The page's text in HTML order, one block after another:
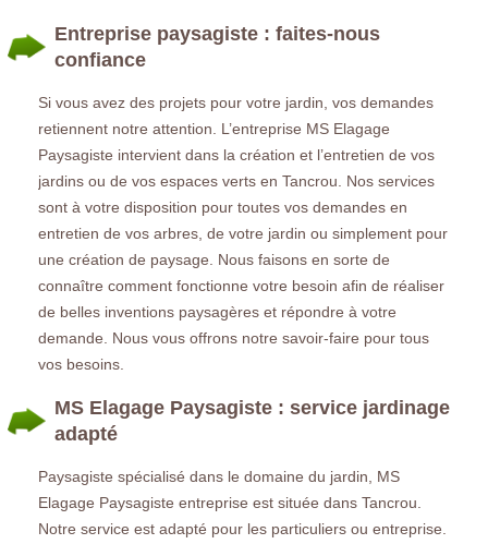
Entreprise paysagiste : faites-nous
confiance
Si vous avez des projets pour votre jardin, vos demandes
retiennent notre attention. L’entreprise MS Elagage
Paysagiste intervient dans la création et l’entretien de vos
jardins ou de vos espaces verts en Tancrou. Nos services
sont à votre disposition pour toutes vos demandes en
entretien de vos arbres, de votre jardin ou simplement pour
une création de paysage. Nous faisons en sorte de
connaître comment fonctionne votre besoin afin de réaliser
de belles inventions paysagères et répondre à votre
demande. Nous vous offrons notre savoir-faire pour tous
vos besoins.
MS Elagage Paysagiste : service jardinage
adapté
Paysagiste spécialisé dans le domaine du jardin, MS
Elagage Paysagiste entreprise est située dans Tancrou.
Notre service est adapté pour les particuliers ou entreprise.